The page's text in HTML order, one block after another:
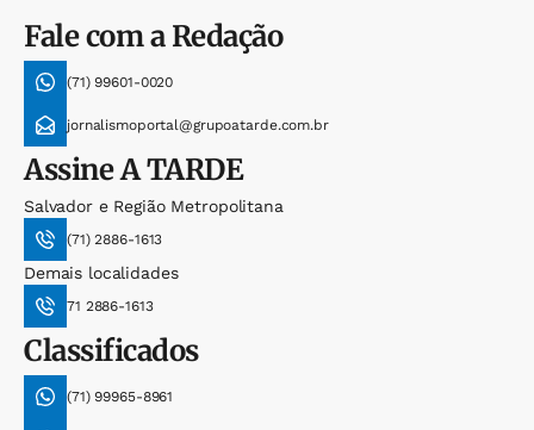
Fale com a Redação
(71) 99601-0020
jornalismoportal@grupoatarde.com.br
AssineA TARDE
Salvador e Região Metropolitana
(71) 2886-1613
Demais localidades
71 2886-1613
Classificados
(71) 99965-8961